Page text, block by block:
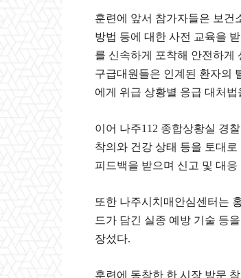
훈련에 앞서 참가자들은 보건
방법 등에 대한 사전 교육을
를 신속하게 포착해 안전하게
구급대원들은 인계된 환자의
에게 위급 상황별 응급 대처법
이어 나주112 종합상황실 경
착의와 건강 상태 등을 토대
피드백을 받으며 신고 및 대응
또한 나주시치매안심센터는
드가 담긴 실종 예방 기술 등
장섰다.
훈련에 동참한 한 시장 방문